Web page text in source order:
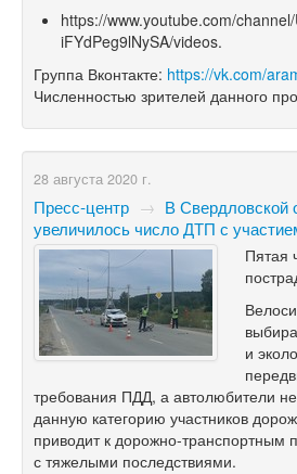
https://www.youtube.com/
iFYdPeg9lNySA/videos.
Группа Вконтакте: https://vk.com/
Численностью зрителей данного
28 августа 2020 г.
Пресс-центр → В Свердловской
увеличилось число ДТП с
Пятая
и
требования ПДД, а автолюбители
данную категорию участников
приводит к дорожно-транспортным
с тяжелыми последствиями.